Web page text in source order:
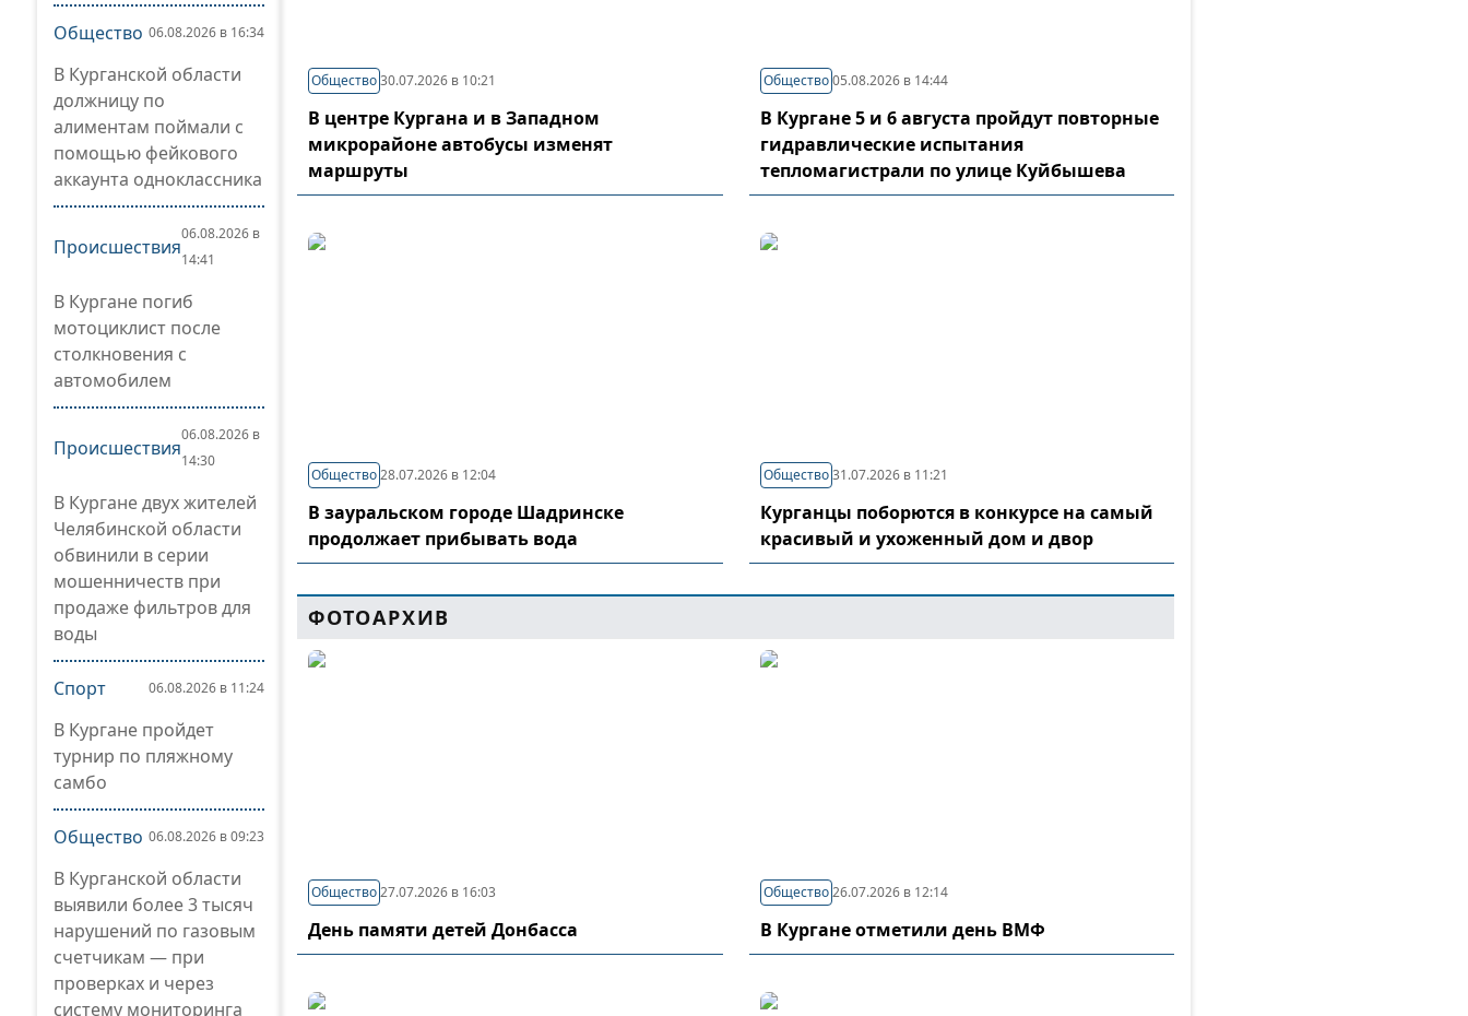
Общество 06.08.2026 в 16:34
В Курганской области
должницу по
алиментам поймали с
помощью фейкового
аккаунта одноклассника
Происшествия
06.08.2026 в
14:41
В Кургане погиб
мотоциклист после
столкновения с
автомобилем
Происшествия
06.08.2026 в
14:30
В Кургане двух жителей
Челябинской области
обвинили в серии
мошенничеств при
продаже фильтров для
воды
Спорт 06.08.2026 в 11:24
В Кургане пройдет
турнир по пляжному
самбо
Общество 06.08.2026 в 09:23
В Курганской области
выявили более 3 тысяч
нарушений по газовым
счетчикам — при
проверках и через
систему мониторинга
Общество30.07.2026 в 10:21
В центре Кургана и в Западном
микрорайоне автобусы изменят
маршруты
Общество 05.08.2026 в 14:44
В Кургане 5 и 6 августа пройдут повторные
гидравлические испытания
тепломагистрали по улице Куйбышева
Общество28.07.2026 в 12:04
В зауральском городе Шадринске
продолжает прибывать вода
Общество 31.07.2026 в 11:21
Курганцы поборются в конкурсе на самый
красивый и ухоженный дом и двор
ФОТОАРХИВ
Общество27.07.2026 в 16:03
День памяти детей Донбасса
Общество 26.07.2026 в 12:14
В Кургане отметили день ВМФ